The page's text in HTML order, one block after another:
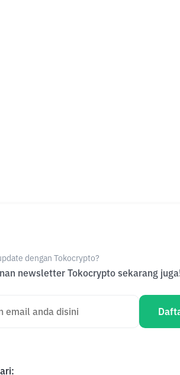
dengan Tokocrypto?
newsletter Tokocrypto sekarang
: